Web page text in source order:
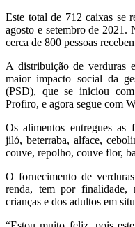
Este total de 712 caixas se
agosto e setembro de
cerca de 800 pessoas
A distribuição de verduras
maior impacto social da
(PSD), que se iniciou
Profiro, e agora segue com
Os alimentos entregues as
jiló, beterraba, alface,
couve, repolho, couve flor,
O fornecimento de
renda, tem por finalidade,
crianças e dos adultos em